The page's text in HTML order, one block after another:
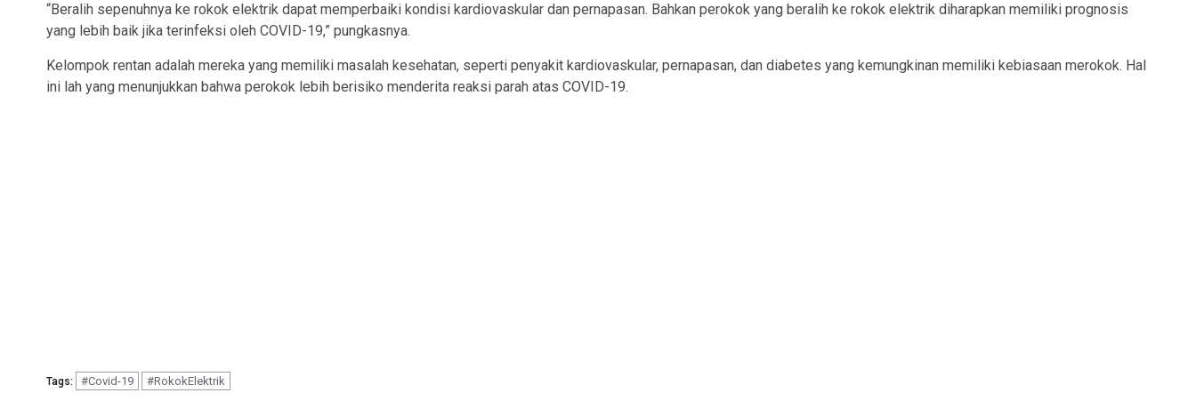
“Beralih sepenuhnya ke rokok elektrik dapat memperbaiki kondisi kardiovaskular dan pernapasan. Bahkan perokok yang beralih ke rokok elektrik diharapkan memiliki prognosis
yang lebih baik jika terinfeksi oleh COVID-19,” pungkasnya.
Kelompok rentan adalah mereka yang memiliki masalah kesehatan, seperti penyakit kardiovaskular, pernapasan, dan diabetes yang kemungkinan memiliki kebiasaan merokok. Hal
ini lah yang menunjukkan bahwa perokok lebih berisiko menderita reaksi parah atas COVID-19.
Tags: #Covid-19 #RokokElektrik